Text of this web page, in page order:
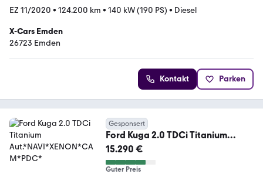
EZ 11/2020 • 124.200 km • 140 kW (190 PS) • Diesel
X-Cars Emden
26723 Emden
Kontakt Parken
Gesponsert
Ford Kuga 2.0 TDCi Titanium
Aut.*NAVI*XENON*CAM*PDC*
15.290 €
Guter Preis